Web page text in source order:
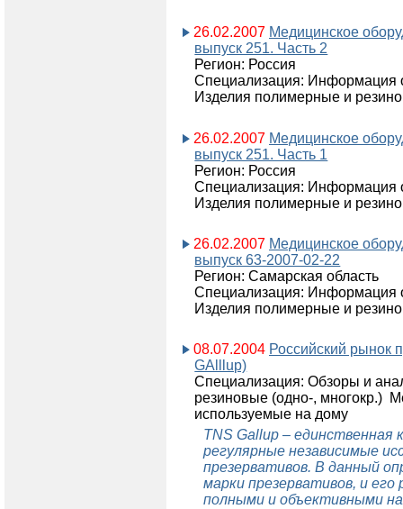
26.02.2007 Медицинское
выпуск 251. Часть 2
Регион: Россия
Специализация: Информация
Изделия полимерные и
26.02.2007 Медицинское
выпуск 251. Часть 1
Регион: Россия
Специализация: Информация
Изделия полимерные и
26.02.2007 Медицинское
выпуск 63-2007-02-22
Регион: Самарская область
Специализация: Информация
Изделия полимерные и
08.07.2004 Российский рынок
GAlllup)
Специализация: Обзоры и
резиновые (одно-, многокр.)
используемые на дому
TNS Gallup – единственная
регулярные независимые
презервативов. В данный
марки презервативов, и
полными и объективными